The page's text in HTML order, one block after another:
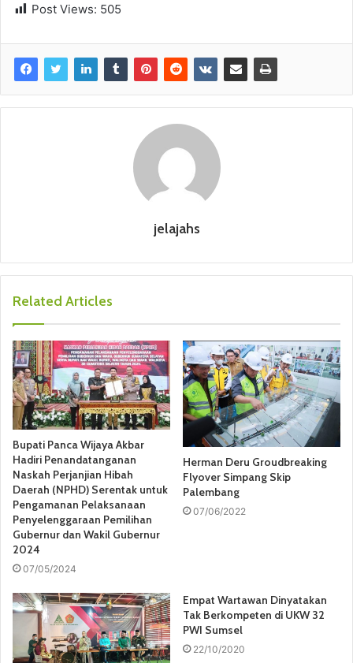
Post Views: 505
jelajahs
Related Articles
Bupati Panca Wijaya Akbar
Hadiri Penandatanganan
Naskah Perjanjian Hibah
Daerah (NPHD) Serentak untuk
Pengamanan Pelaksanaan
Penyelenggaraan Pemilihan
Gubernur dan Wakil Gubernur
2024
07/05/2024
Herman Deru Groudbreaking
Flyover Simpang Skip
Palembang
07/06/2022
Empat Wartawan Dinyatakan
Tak Berkompeten di UKW 32
PWI Sumsel
22/10/2020